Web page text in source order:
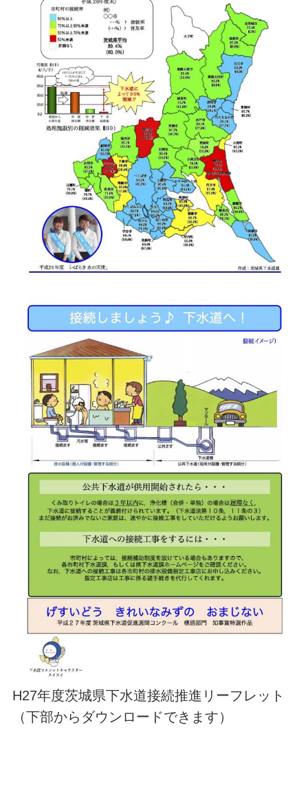
H27年度茨城県下水道接続推進リーフレット
（下部からダウンロードできます）